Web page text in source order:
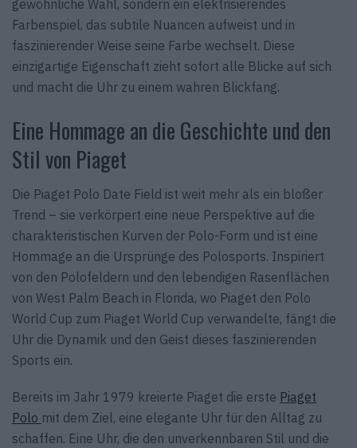
gewöhnliche Wahl, sondern ein elektrisierendes
Farbenspiel, das subtile Nuancen aufweist und in
faszinierender Weise seine Farbe wechselt. Diese
einzigartige Eigenschaft zieht sofort alle Blicke auf sich
und macht die Uhr zu einem wahren Blickfang.
Eine Hommage an die Geschichte und den
Stil von Piaget
Die Piaget Polo Date Field ist weit mehr als ein bloßer
Trend – sie verkörpert eine neue Perspektive auf die
charakteristischen Kurven der Polo-Form und ist eine
Hommage an die Ursprünge des Polosports. Inspiriert
von den Polofeldern und den lebendigen Rasenflächen
von West Palm Beach in Florida, wo Piaget den Polo
World Cup zum Piaget World Cup verwandelte, fängt die
Uhr die Dynamik und den Geist dieses faszinierenden
Sports ein.
Bereits im Jahr 1979 kreierte Piaget die erste Piaget
Polo mit dem Ziel, eine elegante Uhr für den Alltag zu
schaffen. Eine Uhr, die den unverkennbaren Stil und die